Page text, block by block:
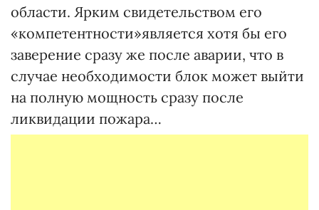
области. Ярким свидетельством его
«компетентности»является хотя бы его
заверение сразу же после аварии, что в
случае необходимости блок может выйти
на полную мощность сразу после
ликвидации пожара…